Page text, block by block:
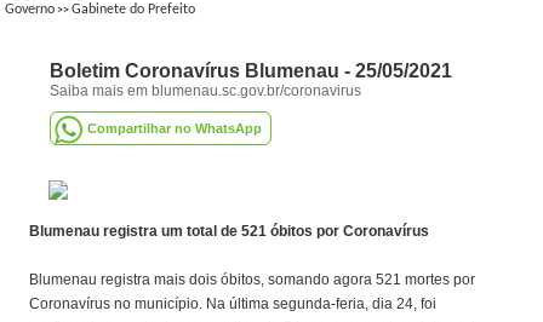
Governo >>Gabinete do Prefeito
Boletim Coronavírus Blumenau - 25/05/2021
Saiba mais em blumenau.sc.gov.br/coronavirus
Compartilhar no WhatsApp
Blumenau registra um total de 521 óbitos por Coronavírus
Blumenau registra mais dois óbitos, somando agora 521 mortes por
Coronavírus no município. Na última segunda-feria, dia 24, foi